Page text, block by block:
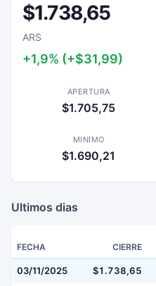
$1.738,65
ARS
+1,9% (+$31,99)
APERTURA
$1.705,75
MINIMO
$1.690,21
Ultimos dias
FECHA CIERRE
03/11/2025 $1.738,65